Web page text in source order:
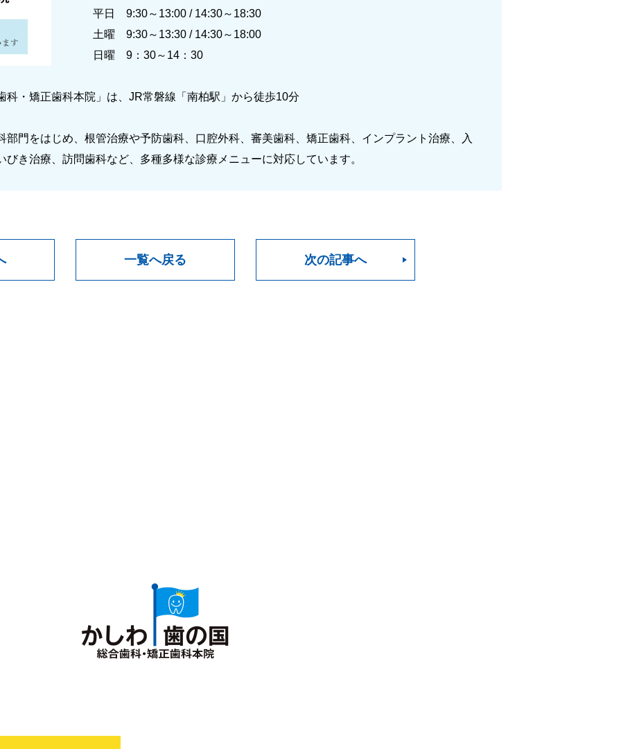
平日 9:30～13:00 / 14:30～18:30
土曜 9:30～13:30 / 14:30～18:00
日曜 9：30～14：30
科・矯正歯科本院」は、JR常磐線「南柏駅」から徒歩10分
部門をはじめ、根管治療や予防歯科、口腔外科、審美歯科、矯正歯科、インプラント治療、入
き治療、訪問歯科など、多種多様な診療メニューに対応しています。
一覧へ戻る 次の記事へ